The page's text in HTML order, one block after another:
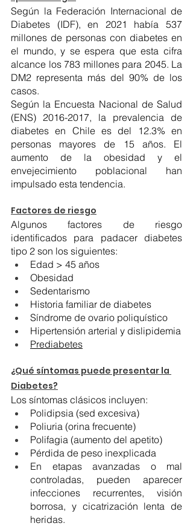
Según la Federación Internacional de
Diabetes (IDF), en 2021 había 537
millones de personas con diabetes en
el mundo, y se espera que esta cifra
alcance los 783 millones para 2045. La
DM2 representa más del 90% de los
casos.
Según la Encuesta Nacional de Salud
(ENS) 2016-2017, la prevalencia de
diabetes en Chile es del 12.3% en
personas mayores de 15 años. El
aumento de la obesidad y el
envejecimiento poblacional han
impulsado esta tendencia.
Factores de riesgo
Algunos factores de riesgo
identificados para padacer diabetes
tipo 2 son los siguientes:
Edad > 45 años
Obesidad
Sedentarismo
Historia familiar de diabetes
Síndrome de ovario poliquístico
Hipertensión arterial y dislipidemia
Prediabetes
¿Qué síntomas puede presentar la
Diabetes?
Los síntomas clásicos incluyen:
Polidipsia (sed excesiva)
Poliuria (orina frecuente)
Polifagia (aumento del apetito)
Pérdida de peso inexplicada
En etapas avanzadas o mal
controladas, pueden aparecer
infecciones recurrentes, visión
borrosa, y cicatrización lenta de
heridas.